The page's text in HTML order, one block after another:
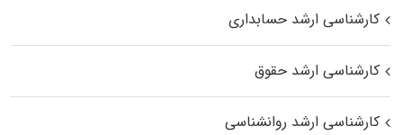
کارشناسی ارشد حسابداری
کارشناسی ارشد حقوق
کارشناسی ارشد روانشناسی